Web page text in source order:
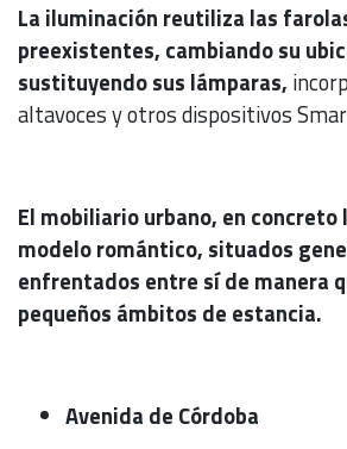
La iluminación reutiliza las
preexistentes, cambiando su
sustituyendo sus lámparas,
altavoces y otros dispositivos
El mobiliario urbano, en concreto
modelo romántico, situados
enfrentados entre sí de manera
pequeños ámbitos de estancia.
Avenida de Córdoba